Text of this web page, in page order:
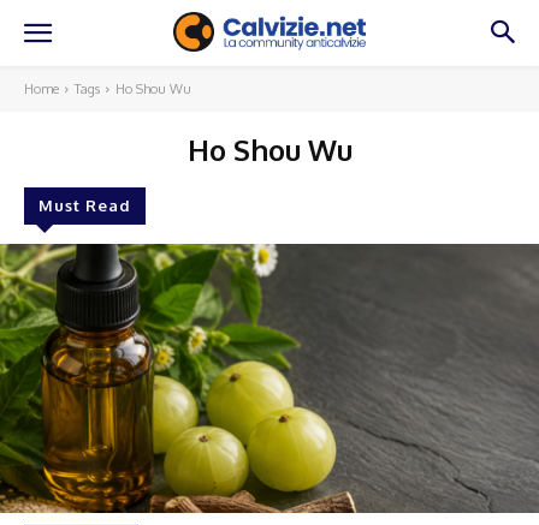
Home Tags Ho Shou Wu
Ho Shou Wu
Must Read